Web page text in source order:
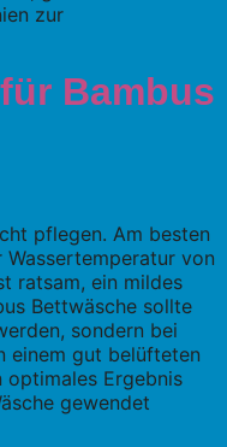
zur
Bambus
pflegen. Am besten
von
ratsam, ein mildes
Bettwäsche sollte
sondern bei
einem gut belüfteten
optimales Ergebnis
gewendet